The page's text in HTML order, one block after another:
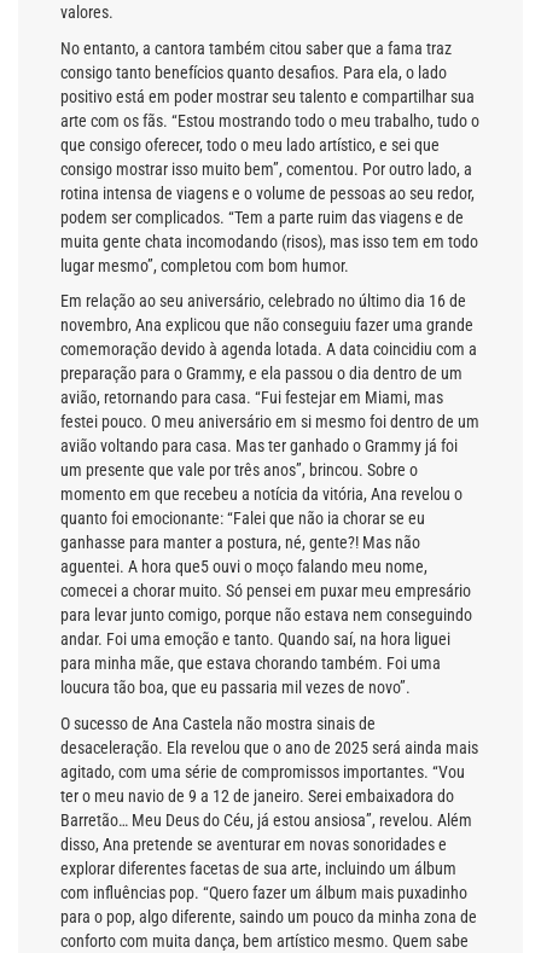
valores.
No entanto, a cantora também citou saber que a fama traz
consigo tanto benefícios quanto desafios. Para ela, o lado
positivo está em poder mostrar seu talento e compartilhar sua
arte com os fãs. “Estou mostrando todo o meu trabalho, tudo o
que consigo oferecer, todo o meu lado artístico, e sei que
consigo mostrar isso muito bem”, comentou. Por outro lado, a
rotina intensa de viagens e o volume de pessoas ao seu redor,
podem ser complicados. “Tem a parte ruim das viagens e de
muita gente chata incomodando (risos), mas isso tem em todo
lugar mesmo”, completou com bom humor.
Em relação ao seu aniversário, celebrado no último dia 16 de
novembro, Ana explicou que não conseguiu fazer uma grande
comemoração devido à agenda lotada. A data coincidiu com a
preparação para o Grammy, e ela passou o dia dentro de um
avião, retornando para casa. “Fui festejar em Miami, mas
festei pouco. O meu aniversário em si mesmo foi dentro de um
avião voltando para casa. Mas ter ganhado o Grammy já foi
um presente que vale por três anos”, brincou. Sobre o
momento em que recebeu a notícia da vitória, Ana revelou o
quanto foi emocionante: “Falei que não ia chorar se eu
ganhasse para manter a postura, né, gente?! Mas não
aguentei. A hora que5 ouvi o moço falando meu nome,
comecei a chorar muito. Só pensei em puxar meu empresário
para levar junto comigo, porque não estava nem conseguindo
andar. Foi uma emoção e tanto. Quando saí, na hora liguei
para minha mãe, que estava chorando também. Foi uma
loucura tão boa, que eu passaria mil vezes de novo”.
O sucesso de Ana Castela não mostra sinais de
desaceleração. Ela revelou que o ano de 2025 será ainda mais
agitado, com uma série de compromissos importantes. “Vou
ter o meu navio de 9 a 12 de janeiro. Serei embaixadora do
Barretão… Meu Deus do Céu, já estou ansiosa”, revelou. Além
disso, Ana pretende se aventurar em novas sonoridades e
explorar diferentes facetas de sua arte, incluindo um álbum
com influências pop. “Quero fazer um álbum mais puxadinho
para o pop, algo diferente, saindo um pouco da minha zona de
conforto com muita dança, bem artístico mesmo. Quem sabe